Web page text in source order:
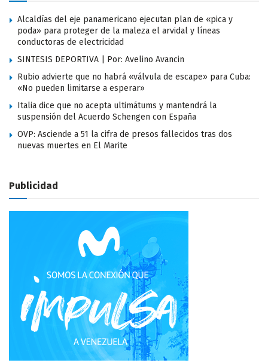
Alcaldías del eje panamericano ejecutan plan de «pica y
poda» para proteger de la maleza el arvidal y líneas
conductoras de electricidad
SINTESIS DEPORTIVA | Por: Avelino Avancin
Rubio advierte que no habrá «válvula de escape» para Cuba:
«No pueden limitarse a esperar»
Italia dice que no acepta ultimátums y mantendrá la
suspensión del Acuerdo Schengen con España
OVP: Asciende a 51 la cifra de presos fallecidos tras dos
nuevas muertes en El Marite
Publicidad